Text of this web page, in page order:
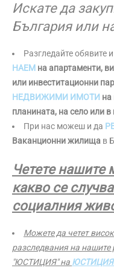
Искате да
България или
Разгледайте обявите
НАЕМ на апартаменти,
или инвеститационни
НЕДВИЖИМИ ИМОТИ на
планината, на село или в
При нас можеш и да
Ваканционни жилища в
Четете нашите
какво се
социалния
Можете да четет
разследвания на
"ЮСТИЦИЯ" на